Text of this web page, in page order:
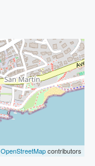
OpenStreetMapcontributors